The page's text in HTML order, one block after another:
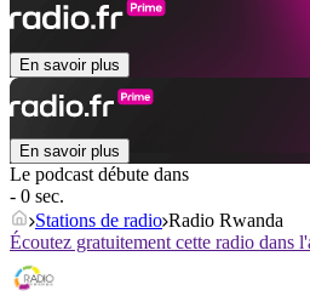
En savoir plus
En savoir plus
Le podcast débute dans
- 0 sec.
Stations de radio Radio Rwanda
Écoutez gratuitement cette radio dans